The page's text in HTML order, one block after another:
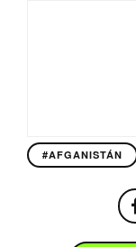
#AFGANISTÁN